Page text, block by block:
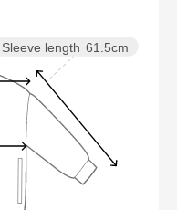
Sleeve length 61.5cm